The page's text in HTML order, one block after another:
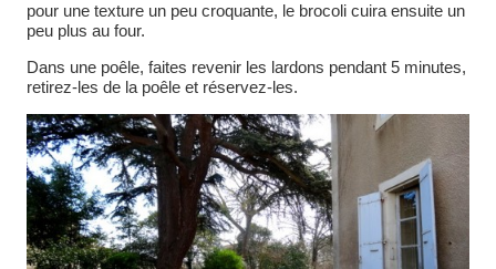
pour une texture un peu croquante, le brocoli cuira ensuite un
peu plus au four.
Dans une poêle, faites revenir les lardons pendant 5 minutes,
retirez-les de la poêle et réservez-les.